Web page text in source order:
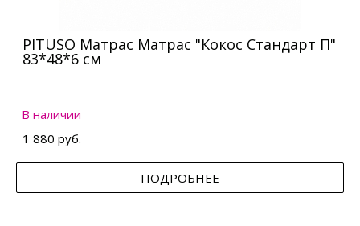
PITUSO Матрас Матрас "Кокос Стандарт П"
83*48*6 см
В наличии
1 880 руб.
ПОДРОБНЕЕ